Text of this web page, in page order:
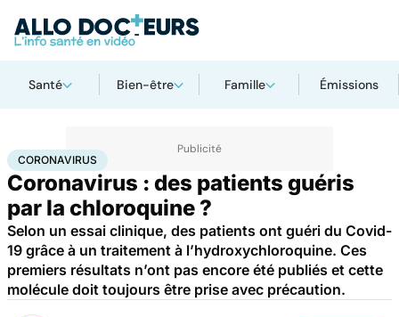
Santé Bien-être Famille Émissions
AccueilSantéMaladies Coronavirus
CORONAVIRUS
Coronavirus : des patients guéris
par la chloroquine ?
Selon un essai clinique, des patients ont guéri du Covid-
19 grâce à un traitement à l’hydroxychloroquine. Ces
premiers résultats n’ont pas encore été publiés et cette
molécule doit toujours être prise avec précaution.